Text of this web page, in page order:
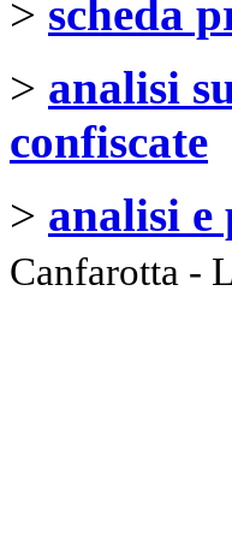
> scheda
> analisi
confiscate
> analisi e
Canfarotta -